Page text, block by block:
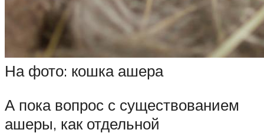
На фото: кошка ашера
А пока вопрос с существованием
ашеры, как отдельной